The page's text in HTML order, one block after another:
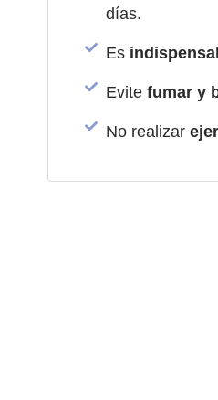
días.
Es
Evite fumar y
No realizar